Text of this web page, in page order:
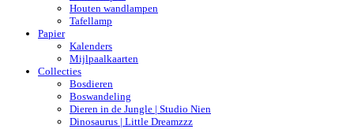
Houten wandlampen
Tafellamp
Papier
Kalenders
Mijlpaalkaarten
Collecties
Bosdieren
Boswandeling
Dieren in de Jungle | Studio Nien
Dinosaurus | Little Dreamzzz